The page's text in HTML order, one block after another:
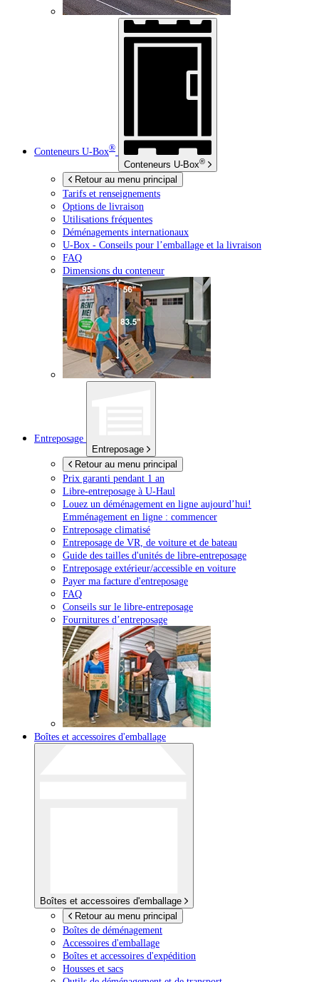
Conteneurs U-Box®
Conteneurs U-Box®
Retour au menu principal
Tarifs et renseignements
Options de livraison
Utilisations fréquentes
Déménagements internationaux
U-Box - Conseils pour l’emballage et la livraison
FAQ
Dimensions du conteneur
Entreposage
Entreposage
Retour au menu principal
Prix garanti pendant 1 an
Libre-entreposage à U-Haul
Louez un déménagement en ligne aujourd’hui!
Emménagement en ligne : commencer
Entreposage climatisé
Entreposage de VR, de voiture et de bateau
Guide des tailles d'unités de libre-entreposage
Entreposage extérieur/accessible en voiture
Payer ma facture d'entreposage
FAQ
Conseils sur le libre-entreposage
Fournitures d’entreposage
Boîtes et accessoires d'emballage
Boîtes et accessoires d'emballage
Retour au menu principal
Boîtes de déménagement
Accessoires d'emballage
Boîtes et accessoires d'expédition
Housses et sacs